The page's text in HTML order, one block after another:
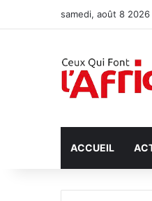
samedi, août 8 2026
ACCUEIL